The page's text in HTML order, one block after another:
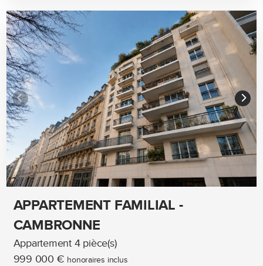
APPARTEMENT FAMILIAL -
CAMBRONNE
Appartement 4 pièce(s)
999 000 € honoraires inclus